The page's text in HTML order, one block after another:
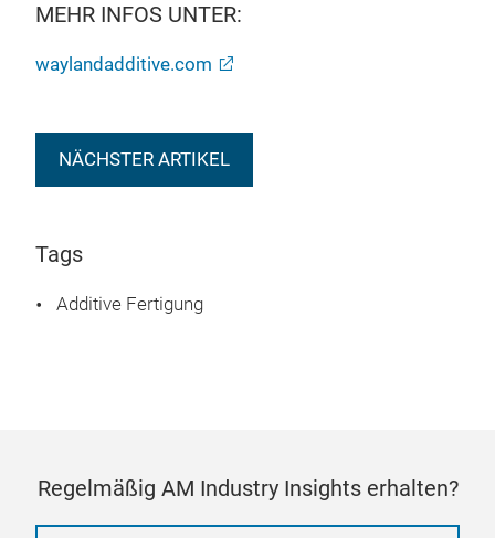
MEHR INFOS UNTER:
waylandadditive.com
NÄCHSTER ARTIKEL
Tags
Additive Fertigung
Regelmäßig AM Industry Insights erhalten?